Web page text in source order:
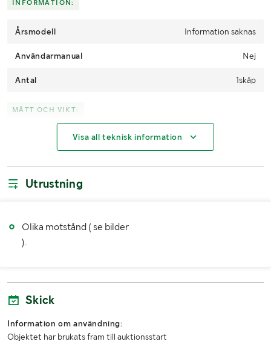
INFORMATION:
Årsmodell Information saknas
Användarmanual Nej
Antal 1skåp
MÅTT OCH VIKT:
Djup (mm)
Information om lasthjälp
Visa all teknisk information
Utrustning
Olika motstånd ( se bilder
).
Skick
Information om användning:
Objektet har brukats fram till auktionsstart